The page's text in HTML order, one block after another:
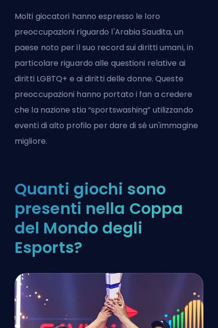
Molti giocatori hanno espresso le loro
preoccupazioni riguardo l'Arabia Saudita, un
paese noto per il suo record sui diritti umani, in
particolare riguardo alle questioni relative ai
diritti LGBTQ+ e ai diritti delle donne. Queste
preoccupazioni hanno portato i fan a credere
che la nazione stia “sportswashing” utilizzando
eventi di alto profilo per dare di sé un'immagine
migliore.
Quanti giochi sono
presenti nella Coppa
del Mondo degli
Esports?